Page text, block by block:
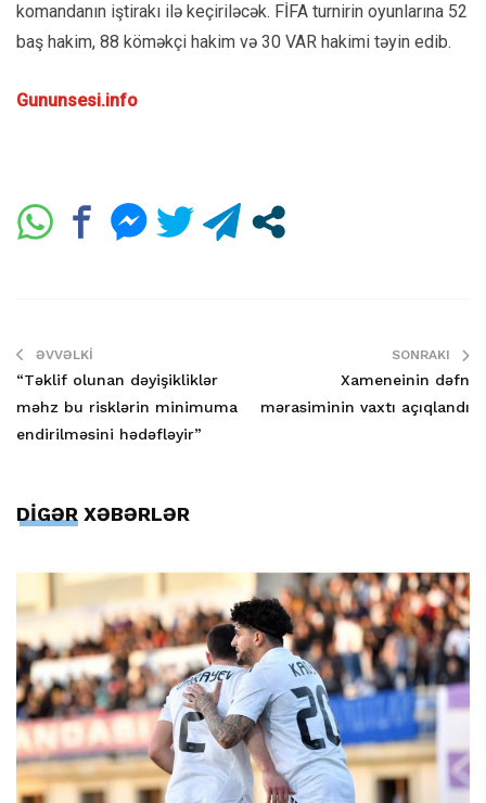
komandanın iştirakı ilə keçiriləcək. FİFA turnirin oyunlarına 52
baş hakim, 88 köməkçi hakim və 30 VAR hakimi təyin edib.
Gununsesi.info
ƏVVƏLKI
“Təklif olunan dəyişikliklər
məhz bu risklərin minimuma
endirilməsini hədəfləyir”
SONRAKI
Xameneinin dəfn
mərasiminin vaxtı açıqlandı
DİGƏR XƏBƏRLƏR